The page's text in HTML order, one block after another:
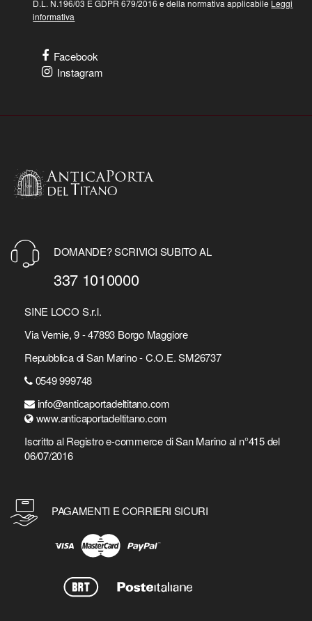
D.L. N.196/03 E GDPR 679/2016 e della normativa applicabile Leggi
informativa
Facebook
Instagram
DOMANDE? SCRIVICI SUBITO AL
337 1010000
SINE LOCO S.r.l.
Via Vernie, 9 - 47893 Borgo Maggiore
Repubblica di San Marino - C.O.E. SM26737
0549 999748
info@anticaportadeltitano.com
www.anticaportadeltitano.com
Iscritto al Registro e-commerce di San Marino al n°415 del
06/07/2016
PAGAMENTI E CORRIERI SICURI